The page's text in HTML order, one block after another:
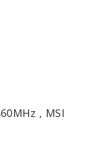
, MSI